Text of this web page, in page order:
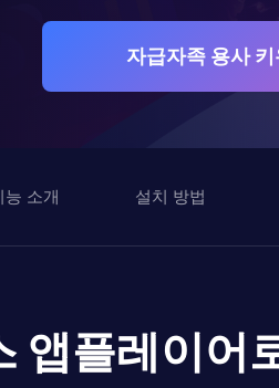
자급자족 용사
능 소개 설치 방법
앱플레이어